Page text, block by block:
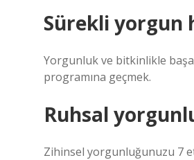
Sürekli yorgun
Yorgunluk ve bitkinlikle başa
programına geçmek.
Ruhsal
Zihinsel yorgunluğunuzu 7